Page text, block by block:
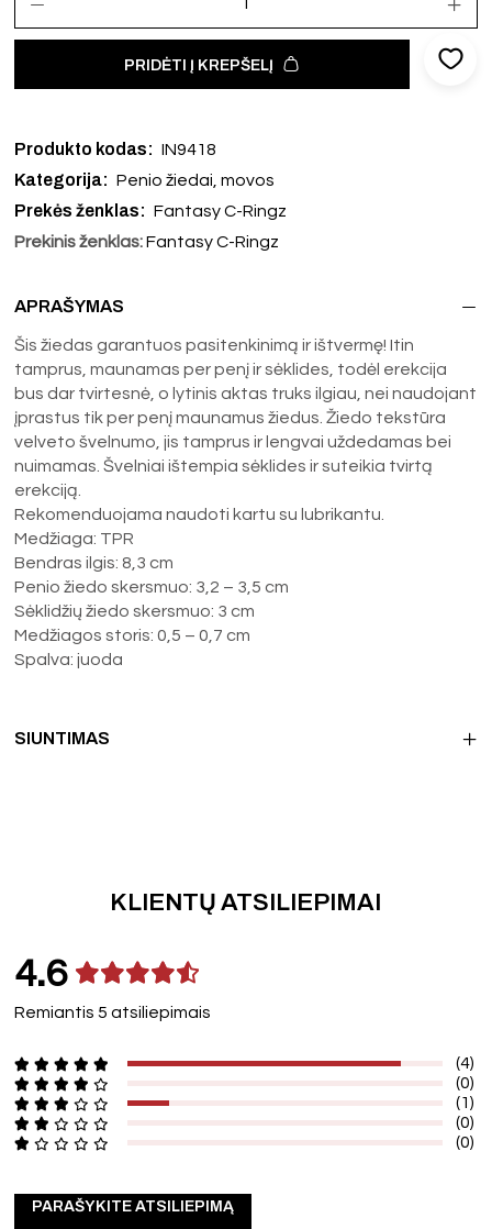
PRIDĖTI Į KREPŠELĮ
Produkto kodas: IN9418
Kategorija: Penio žiedai, movos
Prekės ženklas: Fantasy C-Ringz
Prekinis ženklas: Fantasy C-Ringz
APRAŠYMAS
Šis žiedas garantuos pasitenkinimą ir ištvermę! Itin
tamprus, maunamas per penį ir sėklides, todėl erekcija
bus dar tvirtesnė, o lytinis aktas truks ilgiau, nei naudojant
įprastus tik per penį maunamus žiedus. Žiedo tekstūra
velveto švelnumo, jis tamprus ir lengvai uždedamas bei
nuimamas. Švelniai ištempia sėklides ir suteikia tvirtą
erekciją.
Rekomenduojama naudoti kartu su lubrikantu.
Medžiaga: TPR
Bendras ilgis: 8,3 cm
Penio žiedo skersmuo: 3,2 – 3,5 cm
Sėklidžių žiedo skersmuo: 3 cm
Medžiagos storis: 0,5 – 0,7 cm
Spalva: juoda
SIUNTIMAS
KLIENTŲ ATSILIEPIMAI
4.6
Remiantis 5 atsiliepimais
(4)
(0)
(1)
(0)
(0)
PARAŠYKITE ATSILIEPIMĄ